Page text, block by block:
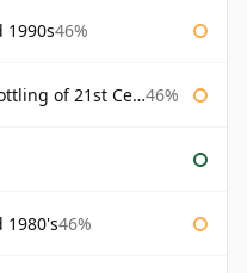
1990s46%
of 21st Century 46%
1980's46%